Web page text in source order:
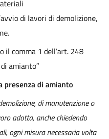
di lavori di demolizione,
comma 1 dell’art. 248
amianto”
presenza di amianto
di manutenzione o
adotta, anche chiedendo
ogni misura necessaria volta